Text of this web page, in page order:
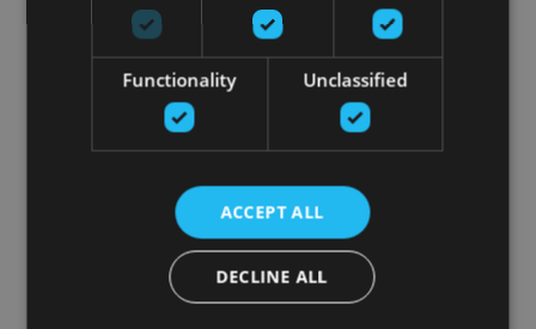
Functionality Unclassified
ACCEPT ALL
DECLINE ALL